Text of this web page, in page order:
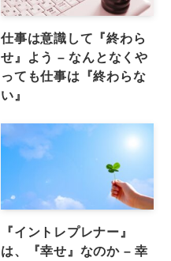
仕事は意識して『終わら
せ』よう – なんとなくや
っても仕事は『終わらな
い』
『イントレプレナー』
は、『幸せ』なのか – 幸